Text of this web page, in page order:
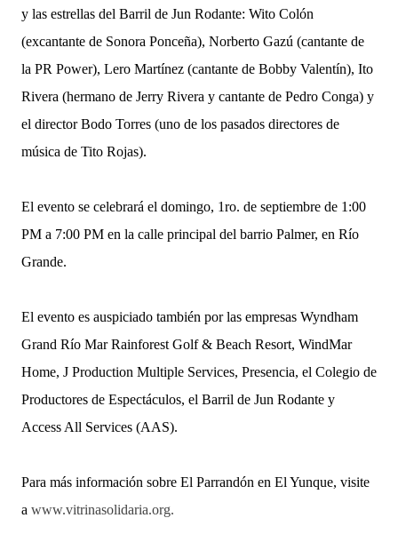
y las estrellas del Barril de Jun Rodante: Wito Colón
(excantante de Sonora Ponceña), Norberto Gazú (cantante de
la PR Power), Lero Martínez (cantante de Bobby Valentín), Ito
Rivera (hermano de Jerry Rivera y cantante de Pedro Conga) y
el director Bodo Torres (uno de los pasados directores de
música de Tito Rojas).
El evento se celebrará el domingo, 1ro. de septiembre de 1:00
PM a 7:00 PM en la calle principal del barrio Palmer, en Río
Grande.
El evento es auspiciado también por las empresas Wyndham
Grand Río Mar Rainforest Golf & Beach Resort, WindMar
Home, J Production Multiple Services, Presencia, el Colegio de
Productores de Espectáculos, el Barril de Jun Rodante y
Access All Services (AAS).
Para más información sobre El Parrandón en El Yunque, visite
a www.vitrinasolidaria.org.